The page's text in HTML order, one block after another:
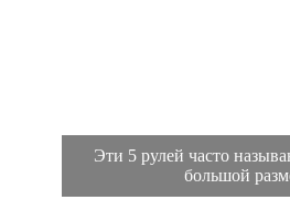
Эти 5 рулей часто
большой